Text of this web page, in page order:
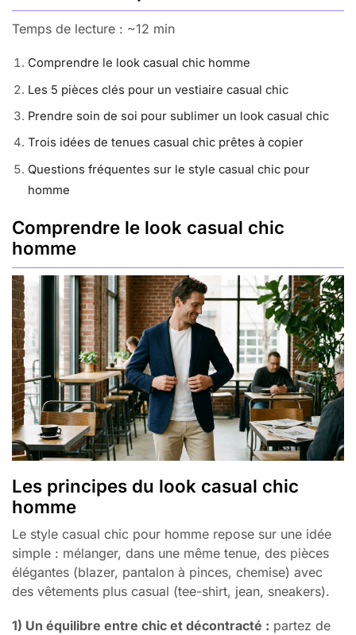
Temps de lecture : ~12 min
Comprendre le look casual chic homme
Les 5 pièces clés pour un vestiaire casual chic
Prendre soin de soi pour sublimer un look casual chic
Trois idées de tenues casual chic prêtes à copier
Questions fréquentes sur le style casual chic pour
homme
Comprendre le look casual chic
homme
Les principes du look casual chic
homme
Le style casual chic pour homme repose sur une idée
simple : mélanger, dans une même tenue, des pièces
élégantes (blazer, pantalon à pinces, chemise) avec
des vêtements plus casual (tee-shirt, jean, sneakers).
1) Un équilibre entre chic et décontracté : partez de